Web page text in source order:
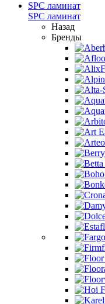
SPC ламинат
SPC ламинат
Назад
Бренды